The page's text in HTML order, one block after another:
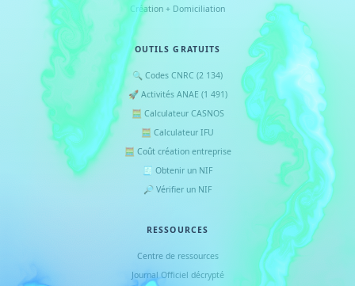
Création + Domiciliation
OUTILS GRATUITS
🔍 Codes CNRC (2 134)
🚀 Activités ANAE (1 491)
🧮 Calculateur CASNOS
🧮 Calculateur IFU
🧮 Coût création entreprise
🧾 Obtenir un NIF
🔎 Vérifier un NIF
RESSOURCES
Centre de ressources
Journal Officiel décrypté